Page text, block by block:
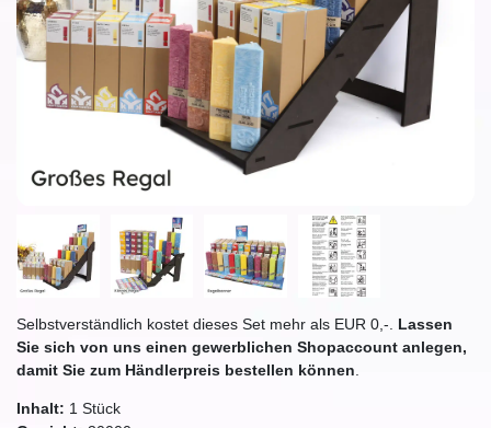
Selbstverständlich kostet dieses Set mehr als EUR 0,-. Lassen
Sie sich von uns einen gewerblichen Shopaccount anlegen,
damit Sie zum Händlerpreis bestellen können
Inhalt: 1 Stück